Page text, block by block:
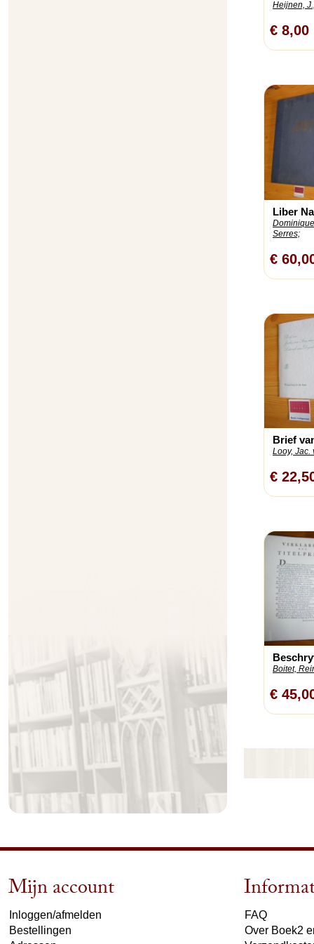
Heijnen,
€ 8,00
Liber
Serres;
€
Brief
Looy, Jac.
€
Boitet,
€
Mijn account
Inloggen/afmelden
Bestellingen
FAQ
Over Boek2